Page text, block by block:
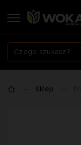
Sklep